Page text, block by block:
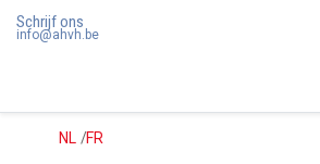
Schrijf ons
info@ahvh.be
NL FR
/